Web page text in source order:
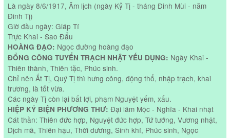
Là ngày 8/6/1917, Âm lịch (ngày Kỷ Tị - tháng Đinh Mùi - năm
Đinh Tị)
Giờ đầu ngày: Giáp Tí
Trực Khai - Sao Đẩu
HOÀNG ĐẠO: Ngọc đường hoàng đạo
ĐỔNG CÔNG TUYỂN TRẠCH NHẬT YẾU DỤNG: Ngày Khai -
Thiên thành, Thiên tặc, Phúc sinh.
Chỉ nên Ất Tị, Quý Tị thì hưng công, động thổ, nhập trạch, khai
trương, là tốt vừa.
Các ngày Tị còn lại bất lợi, phạm Nguyệt yếm, xấu.
HIỆP KỶ BIỆN PHƯƠNG THƯ: Đại lâm Mộc - Nghĩa - Khai nhật
Cát thần: Thiên đức hợp, Nguyệt đức hợp, Tứ tướng, Vương nhật,
Dịch mã, Thiên hậu, Thời dương, Sinh khí, Phúc sinh, Ngọc